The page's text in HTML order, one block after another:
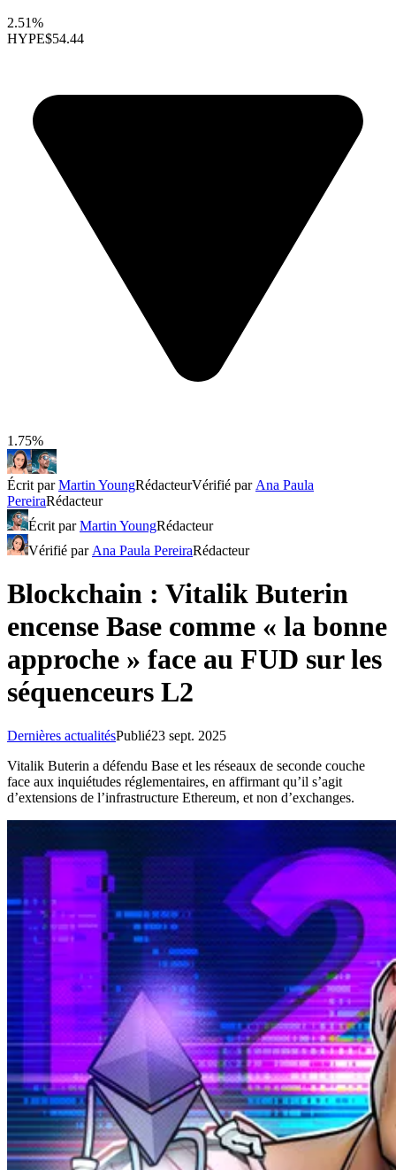
2.51%
HYPE$54.44
1.75%
Écrit parMartin YoungRédacteurVérifié par Ana Paula
PereiraRédacteur
Écrit parMartin YoungRédacteur
Vérifié par Ana Paula PereiraRédacteur
Blockchain : Vitalik Buterin
encense Base comme « la bonne
approche » face au FUD sur les
séquenceurs L2
Dernières actualitésPublié23 sept. 2025
Vitalik Buterin a défendu Base et les réseaux de seconde couche
face aux inquiétudes réglementaires, en affirmant qu’il s’agit
d’extensions de l’infrastructure Ethereum, et non d’exchanges.